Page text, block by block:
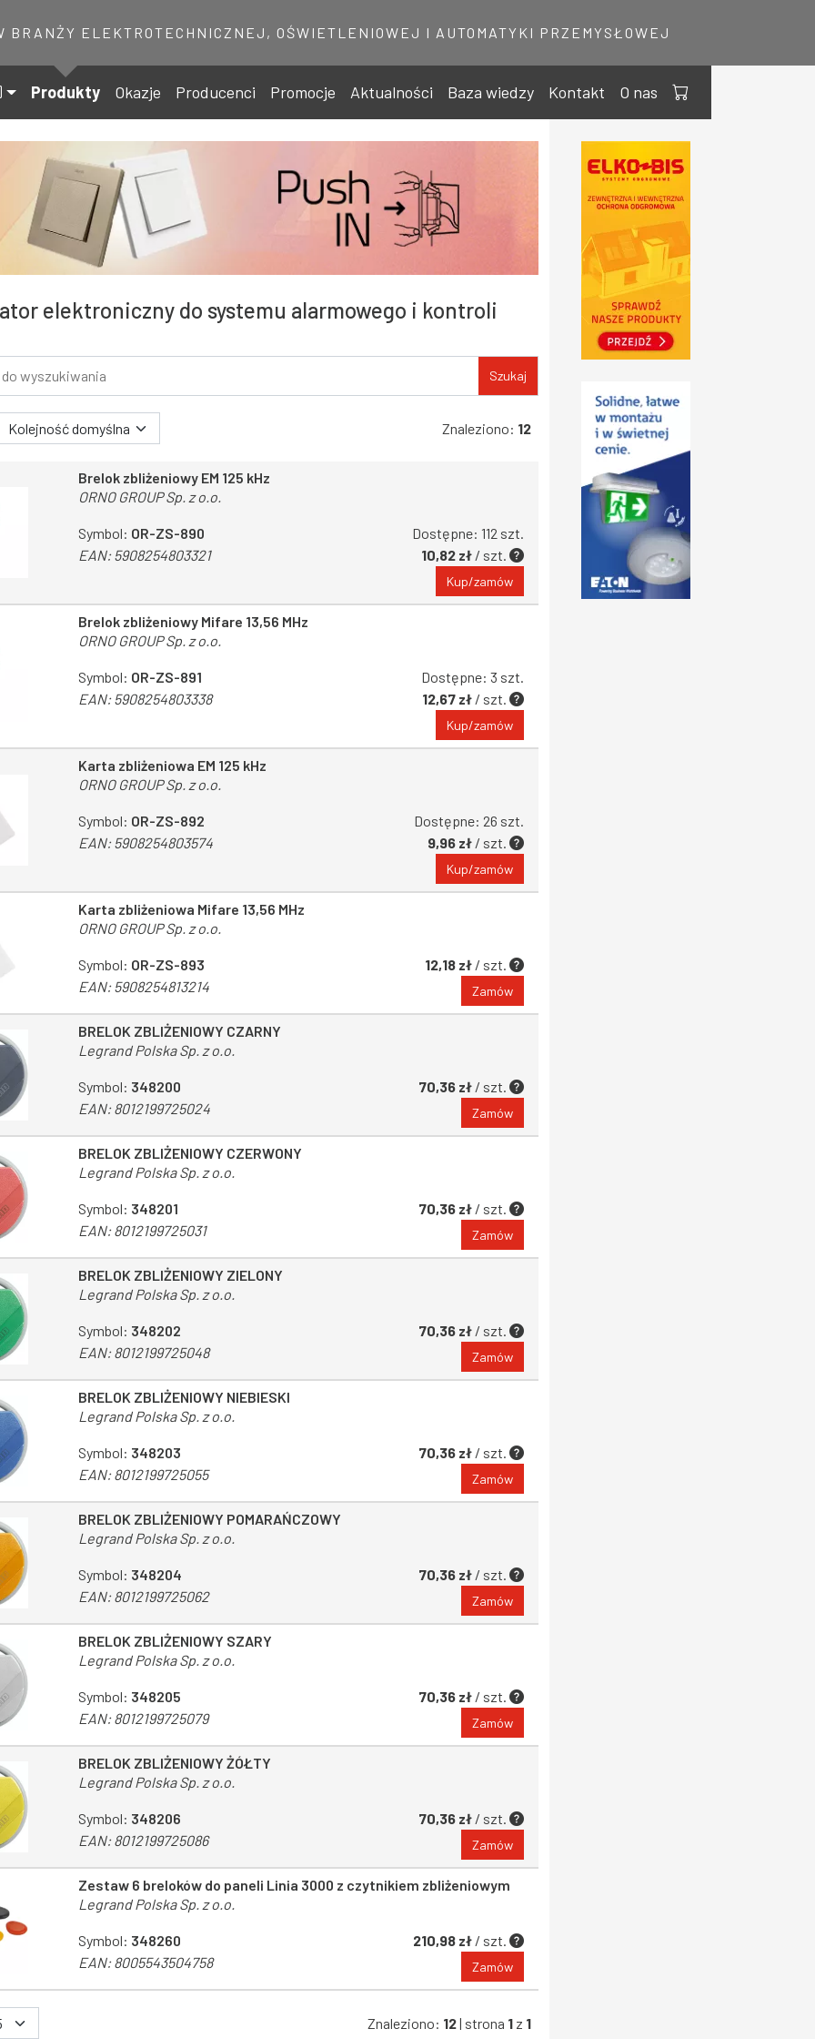
BRANŻY ELEKTROTECHNICZNEJ, OŚWIETLENIOWEJ I AUTOMATYKI PRZEMYSŁOWEJ
Produkty Okazje Producenci Promocje Aktualności Baza wiedzy Kontakt O nas
elektroniczny do systemu alarmowego i kontroli
Szukaj
Znaleziono: 12
Brelok zbliżeniowy EM 125 kHz
ORNO GROUP Sp. z o.o.
Symbol: OR-ZS-890
EAN:5908254803321
Dostępne: 112 szt.
10,82 zł / szt.
Kup/zamów
Brelok zbliżeniowy Mifare 13,56 MHz
ORNO GROUP Sp. z o.o.
Symbol: OR-ZS-891
EAN:5908254803338
Dostępne: 3 szt.
12,67 zł / szt.
Kup/zamów
Karta zbliżeniowa EM 125 kHz
ORNO GROUP Sp. z o.o.
Symbol: OR-ZS-892
EAN:5908254803574
Dostępne: 26 szt.
9,96 zł / szt.
Kup/zamów
Karta zbliżeniowa Mifare 13,56 MHz
ORNO GROUP Sp. z o.o.
Symbol: OR-ZS-893
EAN:5908254813214
12,18 zł / szt.
Zamów
BRELOK ZBLIŻENIOWY CZARNY
Legrand Polska Sp. z o.o.
Symbol: 348200
EAN:8012199725024
70,36 zł / szt.
Zamów
BRELOK ZBLIŻENIOWY CZERWONY
Legrand Polska Sp. z o.o.
Symbol: 348201
EAN:8012199725031
70,36 zł / szt.
Zamów
BRELOK ZBLIŻENIOWY ZIELONY
Legrand Polska Sp. z o.o.
Symbol: 348202
EAN:8012199725048
70,36 zł / szt.
Zamów
BRELOK ZBLIŻENIOWY NIEBIESKI
Legrand Polska Sp. z o.o.
Symbol: 348203
EAN:8012199725055
70,36 zł / szt.
Zamów
BRELOK ZBLIŻENIOWY POMARAŃCZOWY
Legrand Polska Sp. z o.o.
Symbol: 348204
EAN:8012199725062
70,36 zł / szt.
Zamów
BRELOK ZBLIŻENIOWY SZARY
Legrand Polska Sp. z o.o.
Symbol: 348205
EAN:8012199725079
70,36 zł / szt.
Zamów
BRELOK ZBLIŻENIOWY ŻÓŁTY
Legrand Polska Sp. z o.o.
Symbol: 348206
EAN:8012199725086
70,36 zł / szt.
Zamów
Zestaw 6 breloków do paneli Linia 3000 z czytnikiem zbliżeniowym
Legrand Polska Sp. z o.o.
Symbol: 348260
EAN:8005543504758
210,98 zł / szt.
Zamów
Znaleziono: 12| strona 1 z 1